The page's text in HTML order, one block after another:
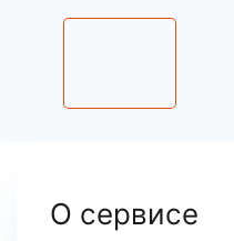
О сервисе